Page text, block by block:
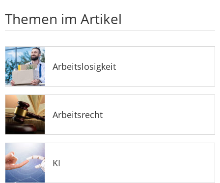
Themen im Artikel
Arbeitslosigkeit
Arbeitsrecht
KI